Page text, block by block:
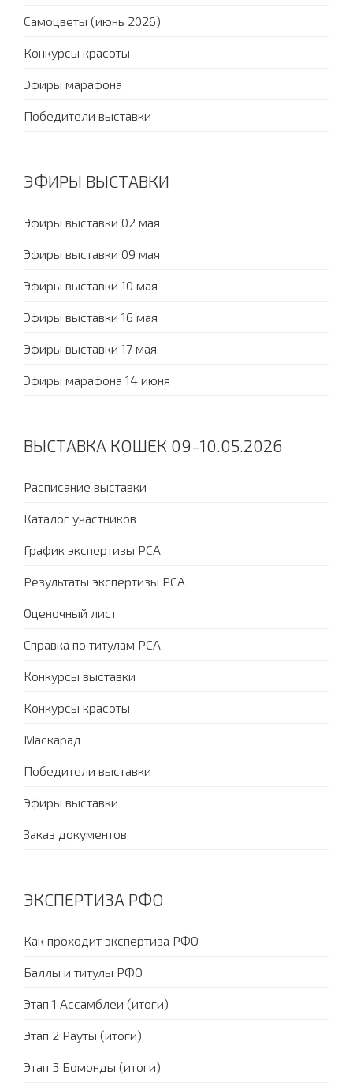
Самоцветы (июнь 2026)
Конкурсы красоты
Эфиры марафона
Победители выставки
ЭФИРЫ ВЫСТАВКИ
Эфиры выставки 02 мая
Эфиры выставки 09 мая
Эфиры выставки 10 мая
Эфиры выставки 16 мая
Эфиры выставки 17 мая
Эфиры марафона 14 июня
ВЫСТАВКА КОШЕК 09-10.05.2026
Расписание выставки
Каталог участников
График экспертизы PCA
Результаты экспертизы PCA
Оценочный лист
Справка по титулам PCA
Конкурсы выставки
Конкурсы красоты
Маскарад
Победители выставки
Эфиры выставки
Заказ документов
ЭКСПЕРТИЗА РФО
Как проходит экспертиза РФО
Баллы и титулы РФО
Этап 1 Ассамблеи (итоги)
Этап 2 Рауты (итоги)
Этап 3 Бомонды (итоги)